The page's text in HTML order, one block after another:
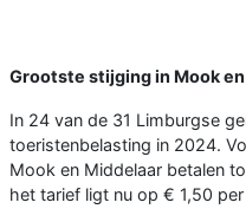
Grootste stijging in Mook
In 24 van de 31 Limburgse
toeristenbelasting in 2024.
Mook en Middelaar betalen
het tarief ligt nu op € 1,50